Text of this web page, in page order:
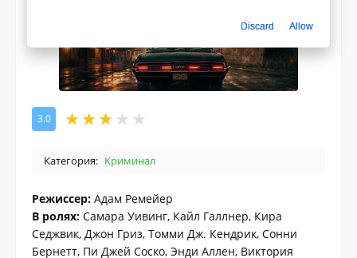
3.0
Категория: Криминал
Режиссер: Адам Ремейер
В ролях: Самара Уивинг, Кайл Галлнер, Кира
Седжвик, Джон Гриз, Томми Дж. Кендрик, Сонни
Бернетт, Пи Джей Соско, Энди Аллен, Виктория
Discard Allow